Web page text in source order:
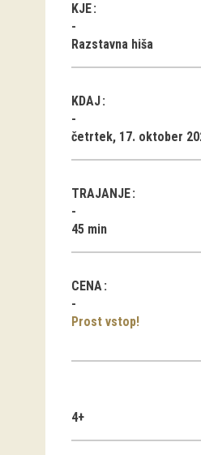
KJE
Razstavna hiša
KDAJ
četrtek, 17. oktober
TRAJANJE
45 min
CENA
Prost vstop!
4+